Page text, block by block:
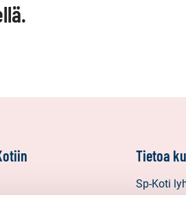
Tietoa
Sp-Koti